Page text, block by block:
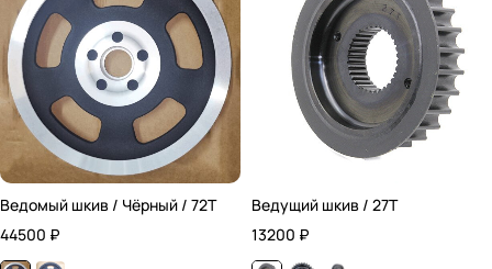
Ведомый шкив / Чёрный / 72T
44500 ₽
Ведущий шкив / 27T
13200 ₽